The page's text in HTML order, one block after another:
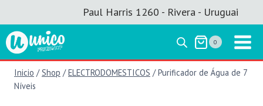
al
contenido
Paul Harris 1260 - Rivera - Uruguai
0
Inicio / Shop / ELECTRODOMESTICOS / Purificador de Água de 7
Níveis